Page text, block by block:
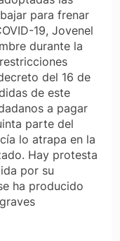
para frenar
19, Jovenel
durante la
del 16 de
de este
a pagar
parte del
lo atrapa en la
Hay protesta
por su
ha producido